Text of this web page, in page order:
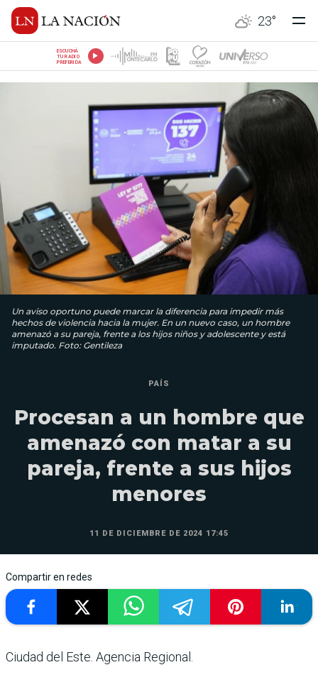
23°
ESCUCHÁ
TU RADIO
PREFERIDA
Un aviso oportuno puede marcar la diferencia para impedir más
hechos de violencia hacia la mujer. En un nuevo caso, un hombre
amenazó a su pareja, frente a los hijos niños y adolescente y está
imputado. Foto: Gentileza
PAÍS
Procesan a un hombre que
amenazó con matar a su
pareja, frente a sus hijos
menores
11 DE DICIEMBRE DE 2024 17:45
Compartir en redes
Ciudad del Este. Agencia Regional.